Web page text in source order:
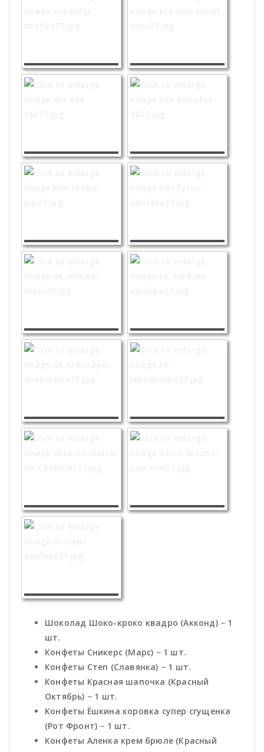
Шоколад Шоко-кроко квадро (Акконд) − 1
шт.
Конфеты Сникерс (Марс) − 1 шт.
Конфеты Степ (Славянка) − 1 шт.
Конфеты Красная шапочка (Красный
Октябрь) − 1 шт.
Конфеты Ёшкина коровка супер сгущенка
(Рот Фронт) − 1 шт.
Конфеты Аленка крем брюле (Красный